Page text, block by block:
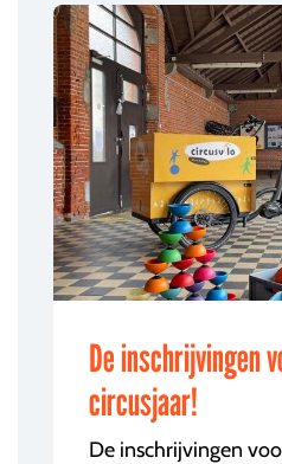
De inschrijvingen
circusjaar!
De inschrijvingen